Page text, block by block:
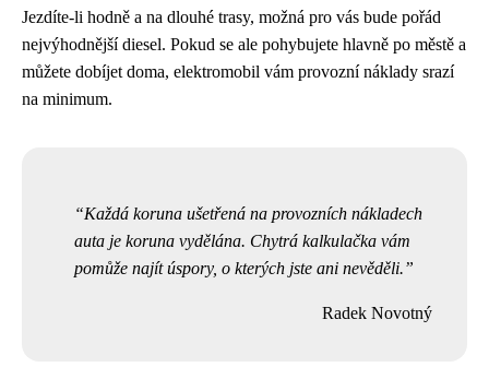
Jezdíte-li hodně a na dlouhé trasy, možná pro vás bude pořád
nejvýhodnější diesel. Pokud se ale pohybujete hlavně po městě a
můžete dobíjet doma, elektromobil vám provozní náklady srazí
na minimum.
Každá koruna ušetřená na provozních nákladech
auta je koruna vydělána. Chytrá kalkulačka vám
pomůže najít úspory, o kterých jste ani nevěděli.
Radek Novotný